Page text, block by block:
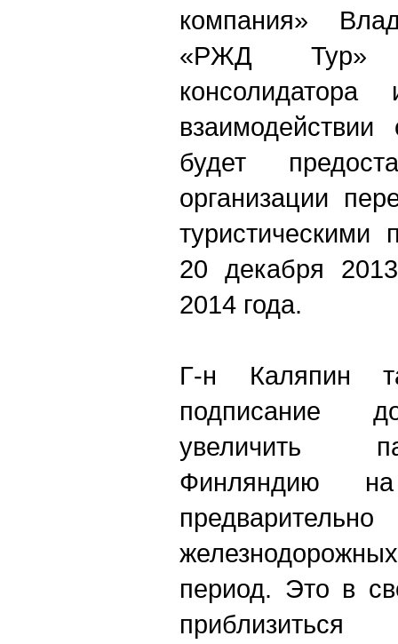
компания»
«РЖД Тур»
будет
организации
20 декабря
2014 года.
Г-н Каляпин
подписание
увеличить
Финляндию
период. Это в